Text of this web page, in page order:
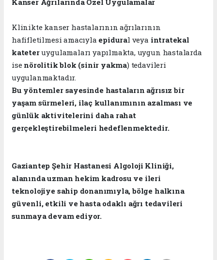
Kanser Ağrılarında Özel Uygulamalar
Klinikte kanser hastalarının ağrılarının
hafifletilmesi amacıyla epidural veya intratekal
kateteruygulamaları yapılmakta, uygun hastalarda
ise nörolitik blok (sinir yakma) tedavileri
uygulanmaktadır.
Bu yöntemler sayesinde hastaların ağrısız bir
yaşam sürmeleri, ilaç kullanımının azalması ve
günlük aktivitelerini daha rahat
gerçekleştirebilmeleri hedeflenmektedir.
Gaziantep Şehir Hastanesi Algoloji Kliniği,
alanında uzman hekim kadrosu ve ileri
teknolojiye sahip donanımıyla, bölge halkına
güvenli, etkili ve hasta odaklı ağrı tedavileri
sunmaya devam ediyor.